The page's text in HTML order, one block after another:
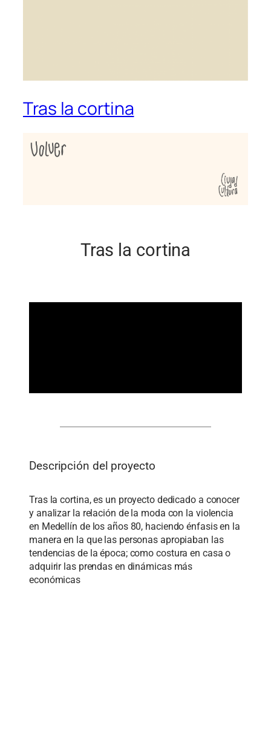
Tras la cortina
Tras la cortina
Descripción del proyecto
Tras la cortina, es un proyecto dedicado a conocer
y analizar la relación de la moda con la violencia
en Medellín de los años 80, haciendo énfasis en la
manera en la que las personas apropiaban las
tendencias de la época; como costura en casa o
adquirir las prendas en dinámicas más
económicas